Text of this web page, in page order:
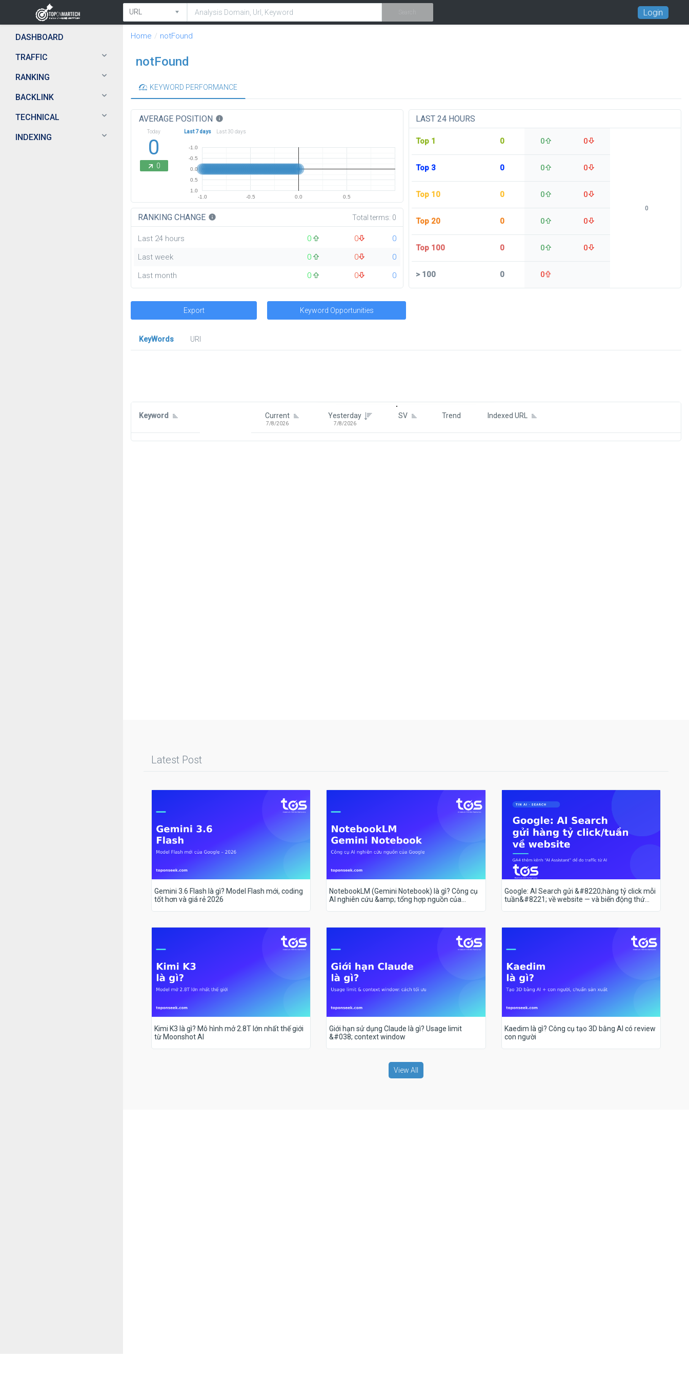
Login
DASHBOARD
TRAFFIC
RANKING
BACKLINK
TECHNICAL
INDEXING
Home notFound
notFound
KEYWORD PERFORMANCE
AVERAGE POSITION info
Today
0
0
Last 7 days Last 30 days
-1.0 -0.5 0.0 0.5
-1.0
-0.5
0.0
0.5
1.0
RANKING CHANGE info Total terms: 0
Last 24 hours 0 0
0
Last week
0 0
0
Last month
0 0 0
LAST 24 HOURS
Top 1 0 0 0
Top 3 0 0 0
Top 10 0 0 0
Top 20 0 0 0
Top 100 0 0 0
>100 0 0
0
Export Keyword Opportunities
KeyWords
URl
Keyword Current
7/8/2026
Yesterday
7/8/2026
SV Trend Indexed URL
Latest Post
Gemini 3.6 Flash là gì? Model Flash mới, coding
tốt hơn và giá rẻ 2026
NotebookLM (Gemini Notebook) là gì? Công cụ
AI nghiên cứu &amp; tổng hợp nguồn của
Google: AI Search gửi &#8220;hàng tỷ click mỗi
tuần&#8221; về website — và biến động thứ
Kimi K3 là gì? Mô hình mở 2.8T lớn nhất thế giới
từ Moonshot AI
Giới hạn sử dụng Claude là gì? Usage limit
&#038; context window
Kaedim là gì? Công cụ tạo 3D bằng AI có review
con người
View All